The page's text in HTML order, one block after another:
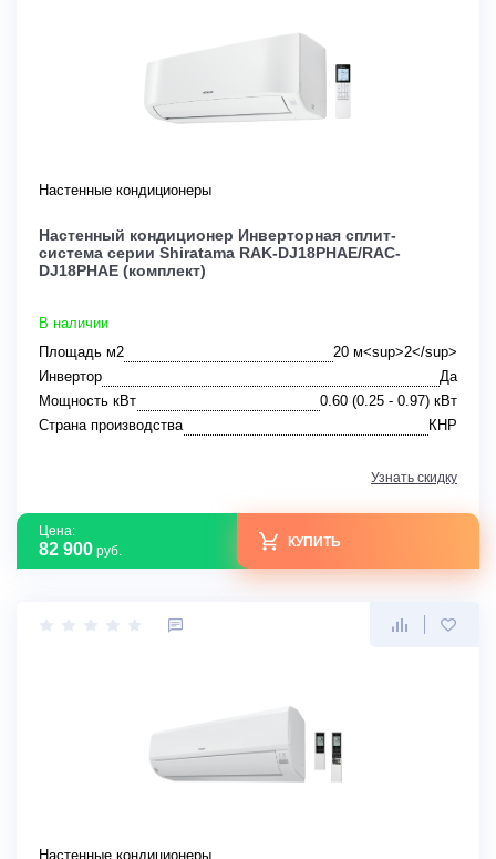
Настенные кондиционеры
Настенный кондиционер Инверторная сплит-
система серии Shiratama RAK-DJ18PHAE/RAC-
DJ18PHAE (комплект)
В наличии
Площадь м2
20 м<sup>2</sup>
Инвертор
Да
Мощность кВт
0.60 (0.25 - 0.97) кВт
Страна производства
КНР
Узнать скидку
Цена:
82 900 руб.
КУПИТЬ
Настенные кондиционеры